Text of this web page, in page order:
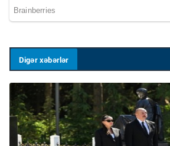
Digər xəbərlər